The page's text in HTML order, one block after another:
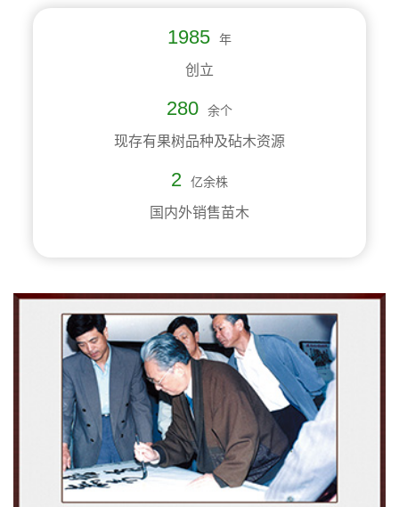
1985 年
创立
280 余个
现存有果树品种及砧木资源
2 亿余株
国内外销售苗木